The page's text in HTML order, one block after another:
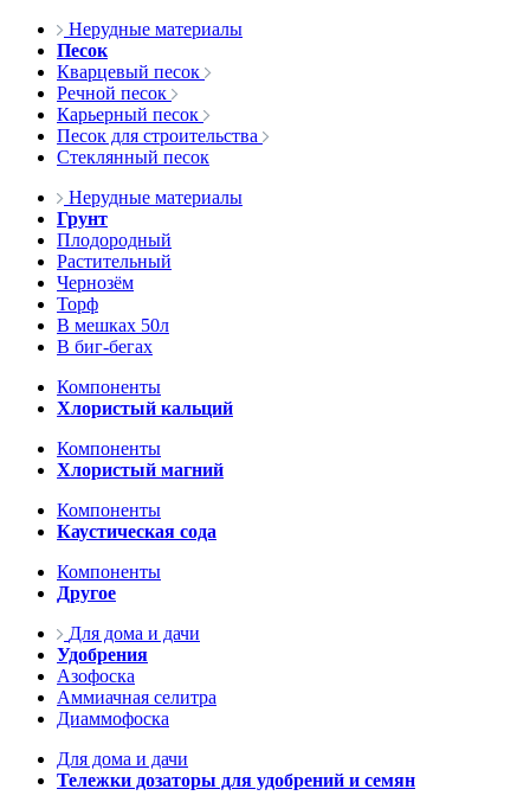
Нерудные материалы
Песок
Кварцевый песок
Речной песок
Карьерный песок
Песок для строительства
Стеклянный песок
Нерудные материалы
Грунт
Плодородный
Растительный
Чернозём
Торф
В мешках 50л
В биг-бегах
Компоненты
Хлористый кальций
Компоненты
Хлористый магний
Компоненты
Каустическая сода
Компоненты
Другое
Для дома и дачи
Удобрения
Азофоска
Аммиачная селитра
Диаммофоска
Для дома и дачи
Тележки дозаторы для удобрений и семян